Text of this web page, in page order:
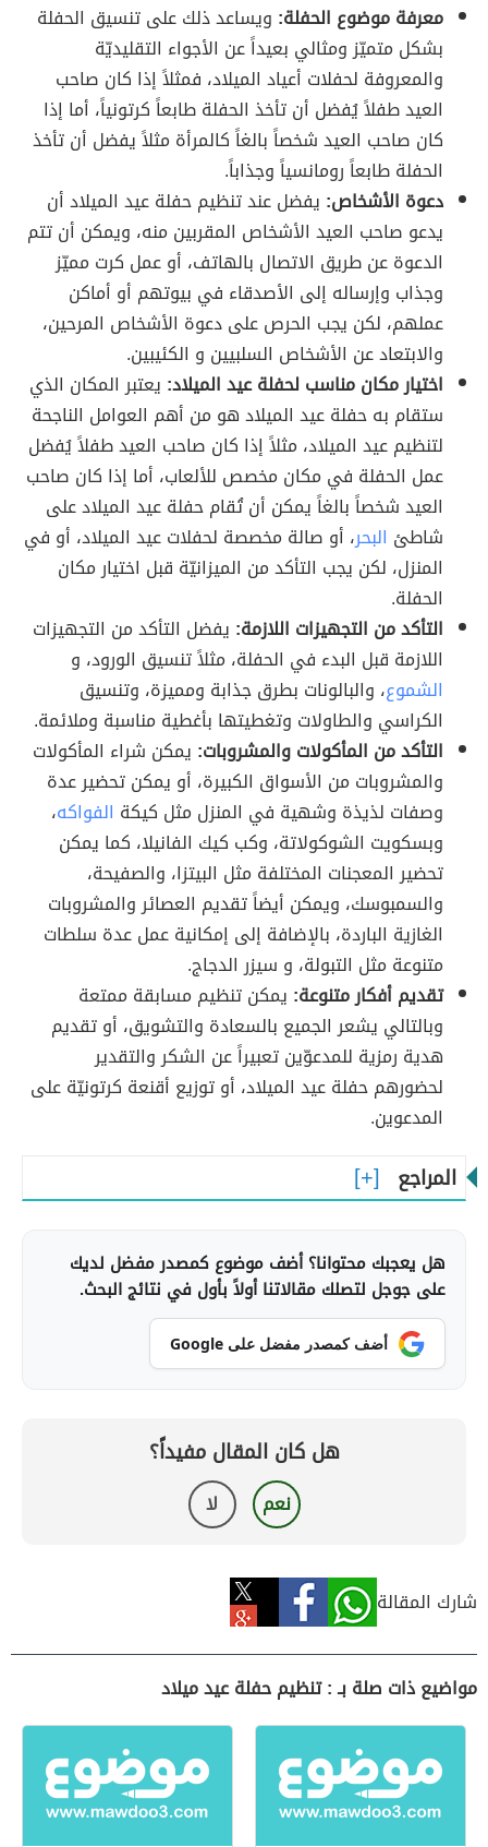
معرفة موضوع الحفلة: ويساعد ذلك على تنسيق الحفلة
بشكل متميّز ومثالي بعيداً عن الأجواء التقليديّة
والمعروفة لحفلات أعياد الميلاد، فمثلاً إذا كان صاحب
العيد طفلاً يُفضل أن تأخذ الحفلة طابعاً كرتونياً، أما إذا
كان صاحب العيد شخصاً بالغاً كالمرأة مثلاً يفضل أن تأخذ
الحفلة طابعاً رومانسياً وجذاباً.
دعوة الأشخاص: يفضل عند تنظيم حفلة عيد الميلاد أن
يدعو صاحب العيد الأشخاص المقربين منه، ويمكن أن تتم
الدعوة عن طريق الاتصال بالهاتف، أو عمل كرت مميّز
وجذاب وإرساله إلى الأصدقاء في بيوتهم أو أماكن
عملهم، لكن يجب الحرص على دعوة الأشخاص المرحين،
والابتعاد عن الأشخاص السلبيين و الكئيبين.
اختيار مكان مناسب لحفلة عيد الميلاد: يعتبر المكان الذي
ستقام به حفلة عيد الميلاد هو من أهم العوامل الناجحة
لتنظيم عيد الميلاد، مثلاً إذا كان صاحب العيد طفلاً يُفضل
عمل الحفلة في مكان مخصص للألعاب، أما إذا كان صاحب
العيد شخصاً بالغاً يمكن أن تُقام حفلة عيد الميلاد على
شاطئ البحر، أو صالة مخصصة لحفلات عيد الميلاد، أو في
المنزل، لكن يجب التأكد من الميزانيّة قبل اختيار مكان
الحفلة.
التأكد من التجهيزات اللازمة: يفضل التأكد من التجهيزات
اللازمة قبل البدء في الحفلة، مثلاً تنسيق الورود، و
الشموع، والبالونات بطرق جذابة ومميزة، وتنسيق
الكراسي والطاولات وتغطيتها بأغطية مناسبة وملائمة.
التأكد من المأكولات والمشروبات: يمكن شراء المأكولات
والمشروبات من الأسواق الكبيرة، أو يمكن تحضير عدة
وصفات لذيذة وشهية في المنزل مثل كيكة الفواكه،
وبسكويت الشوكولاتة، وكب كيك الفانيلا، كما يمكن
تحضير المعجنات المختلفة مثل البيتزا، والصفيحة،
والسمبوسك، ويمكن أيضاً تقديم العصائر والمشروبات
الغازية الباردة، بالإضافة إلى إمكانية عمل عدة سلطات
متنوعة مثل التبولة، و سيزر الدجاج.
تقديم أفكار متنوعة: يمكن تنظيم مسابقة ممتعة
وبالتالي يشعر الجميع بالسعادة والتشويق، أو تقديم
هدية رمزية للمدعوّين تعبيراً عن الشكر والتقدير
لحضورهم حفلة عيد الميلاد، أو توزيع أقنعة كرتونيّة على
المدعوين.
المراجع
هل يعجبك محتوانا؟ أضف موضوع كمصدر مفضل لديك
على جوجل لتصلك مقالاتنا أولاً بأول في نتائج البحث.
أضف كمصدر مفضل على Google
هل كان المقال مفيداً؟
نعم لا
شارك المقالة
مواضيع ذات صلة بـ : تنظيم حفلة عيد ميلاد